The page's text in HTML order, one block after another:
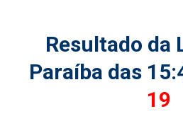
Resultado da
Paraíba das
19